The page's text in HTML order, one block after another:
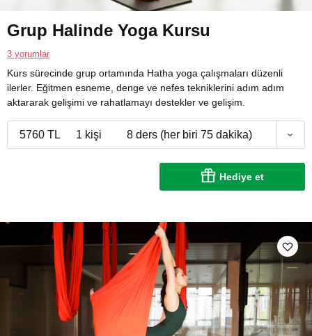
Grup Halinde Yoga Kursu
3 yorumlar
Kurs sürecinde grup ortamında Hatha yoga çalışmaları düzenli
ilerler. Eğitmen esneme, denge ve nefes tekniklerini adım adım
aktararak gelişimi ve rahatlamayı destekler ve gelişim.
5760 TL 1 kişi 8 ders (her biri 75 dakika)
Hediye et